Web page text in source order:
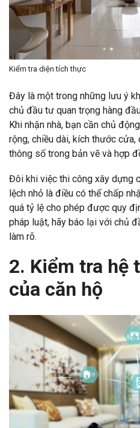
Kiểm tra diện tích thực
Đây là một trong những lưu ý
chủ đầu tư quan trọng hàng
Khi nhận nhà, bạn cần chủ
rộng, chiều dài, kích thước
thông số trong bản vẽ và hợp
Đôi khi việc thi công xây dựng
lệch nhỏ là điều có thể chấp
quá tỷ lệ cho phép được quy
pháp luật, hãy báo lại với chủ
làm rõ.
2. Kiểm tra hệ
của căn hộ